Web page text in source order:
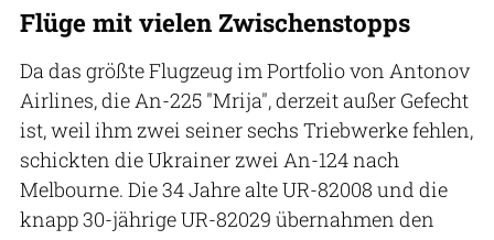
Flüge mit vielen Zwischenstopps
Da das größte Flugzeug im Portfolio von Antonov
Airlines, die An-225 "Mrija", derzeit außer Gefecht
ist, weil ihm zwei seiner sechs Triebwerke fehlen,
schickten die Ukrainer zwei An-124 nach
Melbourne. Die 34 Jahre alte UR-82008 und die
knapp 30-jährige UR-82029 übernahmen den